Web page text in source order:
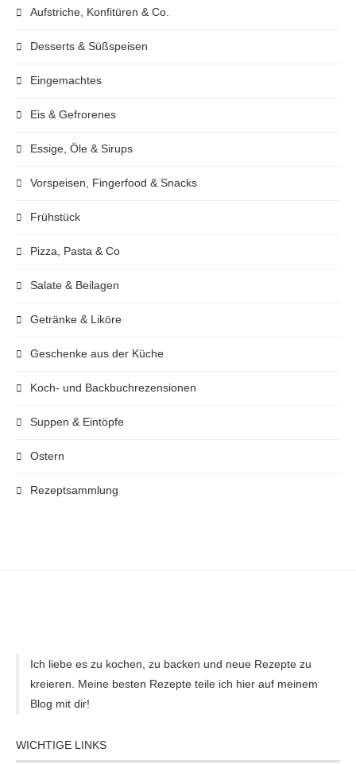
Aufstriche, Konfitüren & Co.
Desserts & Süßspeisen
Eingemachtes
Eis & Gefrorenes
Essige, Öle & Sirups
Vorspeisen, Fingerfood & Snacks
Frühstück
Pizza, Pasta & Co
Salate & Beilagen
Getränke & Liköre
Geschenke aus der Küche
Koch- und Backbuchrezensionen
Suppen & Eintöpfe
Ostern
Rezeptsammlung
Ich liebe es zu kochen, zu backen und neue Rezepte zu
kreieren. Meine besten Rezepte teile ich hier auf meinem
Blog mit dir!
WICHTIGE LINKS